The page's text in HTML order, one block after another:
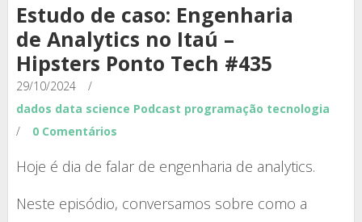
Estudo de caso: Engenharia
de Analytics no Itaú –
Hipsters Ponto Tech #435
29/10/2024
/
dados data science Podcast programação tecnologia
/
0 Comentários
Hoje é dia de falar de engenharia de analytics.
Neste episódio, conversamos sobre como a